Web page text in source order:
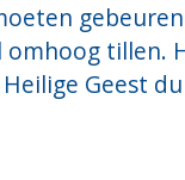
tillen.
Geest